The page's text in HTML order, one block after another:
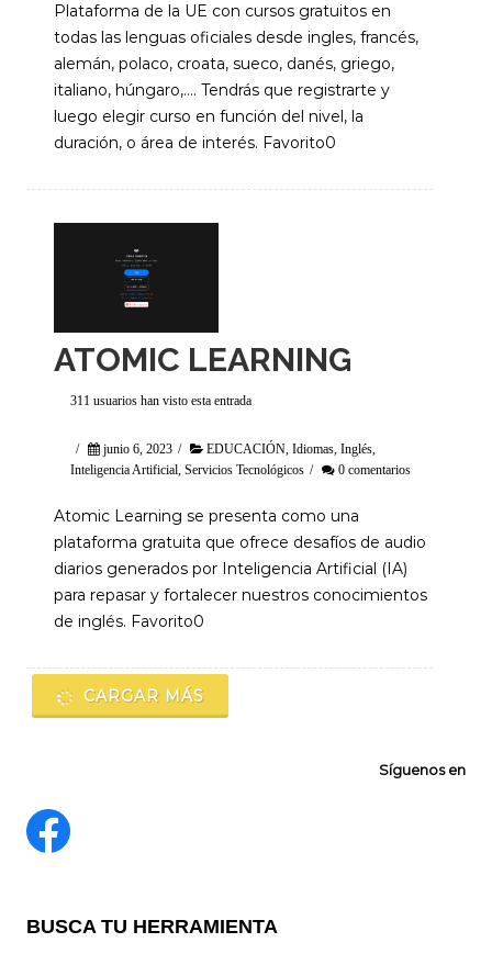
Plataforma de la UE con cursos gratuitos en
todas las lenguas oficiales desde ingles, francés,
alemán, polaco, croata, sueco, danés, griego,
italiano, húngaro,…. Tendrás que registrarte y
luego elegir curso en función del nivel, la
duración, o área de interés. Favorito0
ATOMIC LEARNING
311 usuarios han visto esta entrada
/ junio 6, 2023 / EDUCACIÓN Idiomas Inglés
Inteligencia Artificial
Servicios Tecnológicos / 0 comentarios
Atomic Learning se presenta como una
plataforma gratuita que ofrece desafíos de audio
diarios generados por Inteligencia Artificial (IA)
para repasar y fortalecer nuestros conocimientos
de inglés. Favorito0
CARGAR MÁS
Síguenos en
BUSCA TU HERRAMIENTA